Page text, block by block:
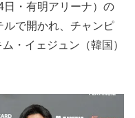
・有明アリーナ）の
で開かれ、チャンピ
・イェジュン（韓国）